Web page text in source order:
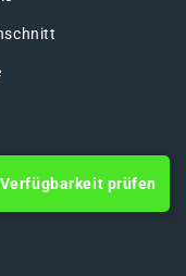
Verfügbarkeit prüfen